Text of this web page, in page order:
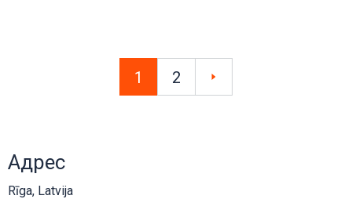
1 2
Адрес
Rīga, Latvija